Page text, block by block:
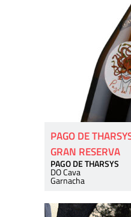
PAGO DE
GRAN RESERVA
PAGO DE THARSYS
DO Cava
Garnacha